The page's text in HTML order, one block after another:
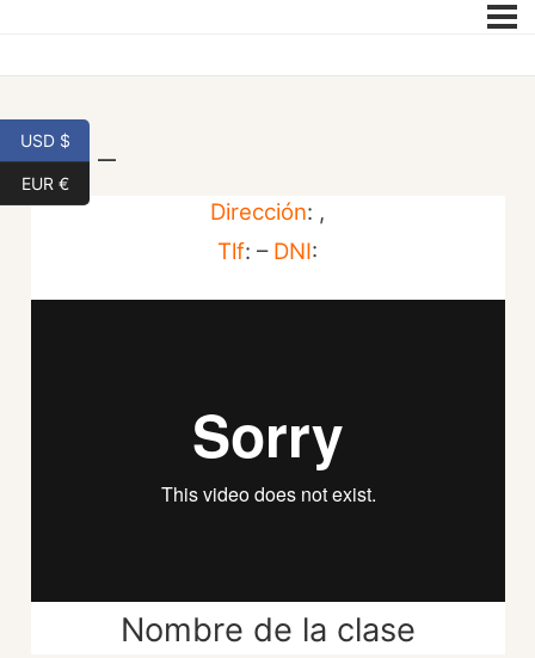
| 21 –
Dirección: ,
Tlf: – DNI:
Nombre de la clase
USD $
EUR €